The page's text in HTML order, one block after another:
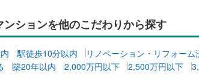
ションを他のこだわりから探す
駅徒歩10分以内 リノベーション・リフォーム
築20年以内 2,000万円以下 2,500万円以下